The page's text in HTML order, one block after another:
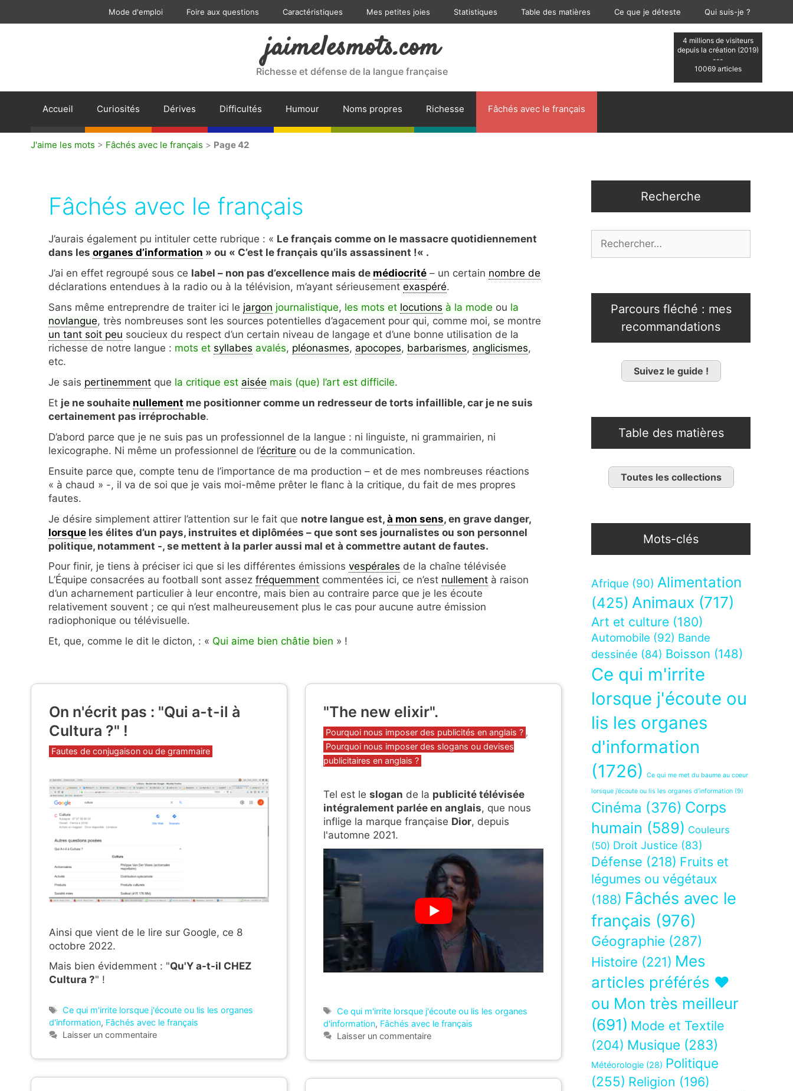
Mode d'emploi Foire aux questions Caractéristiques Mes petites joies Statistiques Table des matières Ce que je déteste Qui suis-je ?
4 millions de visiteurs
depuis la création (2019)
---
10069 articles
jaimelesmots.com
Richesse et défense de la langue française
Accueil Curiosités Dérives Difficultés Humour Noms propres Richesse Fâchés avec le français
J'aime les mots > Fâchés avec le français > Page 42
Fâchés avec le français
J’aurais également pu intituler cette rubrique : « Le français comme on le massacre quotidiennement
dans les organes d’information » ou « C’est le français qu’ils assassinent !« .
J’ai en effet regroupé sous ce label – non pas d’excellence mais de médiocrité – un certain nombre de
déclarations entendues à la radio ou à la télévision, m’ayant sérieusement exaspéré.
Sans même entreprendre de traiter ici le jargon journalistique, les mots et locutions à la mode ou la
novlangue, très nombreuses sont les sources potentielles d’agacement pour qui, comme moi, se montre
un tant soit peu soucieux du respect d’un certain niveau de langage et d’une bonne utilisation de la
richesse de notre langue : mots et syllabes avalés, pléonasmes, apocopes, barbarismes, anglicismes,
etc.
Je sais pertinemment que la critique est aisée mais (que) l’art est difficile.
Et je ne souhaite nullement me positionner comme un redresseur de torts infaillible, car je ne suis
certainement pas irréprochable.
D’abord parce que je ne suis pas un professionnel de la langue : ni linguiste, ni grammairien, ni
lexicographe. Ni même un professionnel de l’écriture ou de la communication.
Ensuite parce que, compte tenu de l’importance de ma production – et de mes nombreuses réactions
« à chaud » -, il va de soi que je vais moi-même prêter le flanc à la critique, du fait de mes propres
fautes.
Je désire simplement attirer l’attention sur le fait que notre langue est, à mon sens, en grave danger,
lorsque les élites d’un pays, instruites et diplômées – que sont ses journalistes ou son personnel
politique, notamment -, se mettent à la parler aussi mal et à commettre autant de fautes.
Pour finir, je tiens à préciser ici que si les différentes émissions vespérales de la chaîne télévisée
L’Équipe consacrées au football sont assez fréquemment commentées ici, ce n’est nullement à raison
d’un acharnement particulier à leur encontre, mais bien au contraire parce que je les écoute
relativement souvent ; ce qui n’est malheureusement plus le cas pour aucune autre émission
radiophonique ou télévisuelle.
Et, que, comme le dit le dicton, : « Qui aime bien châtie bien » !
On n'écrit pas : "Qui a-t-il à
Cultura ?" !
Catégories
Fautes de conjugaison ou de grammaire
Ainsi que vient de le lire sur Google, ce 8
octobre 2022.
Mais bien évidemment : "Qu'Y a-t-il CHEZ
Cultura ?" !
Étiquettes
Ce qui m'irrite lorsque j'écoute ou lis les organes
d'information, Fâchés avec le français
Laisser un commentaire
"The new elixir".
Catégories
Pourquoi nous imposer des publicités en anglais ? ,
Pourquoi nous imposer des slogans ou devises
publicitaires en anglais ?
Tel est le slogan de la publicité télévisée
intégralement parlée en anglais, que nous
inflige la marque française Dior, depuis
l'automne 2021.
Étiquettes
Ce qui m'irrite lorsque j'écoute ou lis les organes
d'information, Fâchés avec le français
Laisser un commentaire
Recherche
Parcours fléché : mes
recommandations
Suivez le guide !
Table des matières
Toutes les collections
Mots-clés
Afrique (90) Alimentation
(425) Animaux (717)
Art et culture (180)
Automobile (92) Bande
dessinée (84) Boisson (148)
Ce qui m'irrite
lorsque j'écoute ou
lis les organes
d'information
(1726)
Ce qui me met du baume au coeur
lorsque j’écoute ou lis les organes d’information (9)
Cinéma (376) Corps
humain (589) Couleurs
(50) Droit Justice (83)
Défense (218) Fruits et
légumes ou végétaux
(188) Fâchés avec le
français (976)
Géographie (287)
Histoire (221) Mes
articles préférés ❤
ou Mon très meilleur
(691) Mode et Textile
(204) Musique (283)
Météorologie (28) Politique
(255) Religion (196)